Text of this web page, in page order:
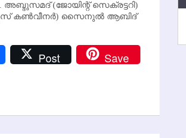
(ജോയിന്റ് സെക്രട്ടറി)
കണ്‍വീനര്‍) സൈനുല്‍ ആബിദ്
Post Save